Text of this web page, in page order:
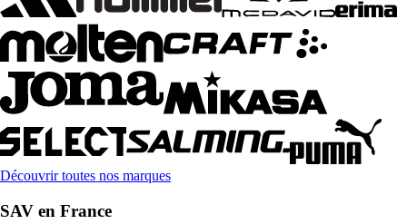
Découvrir toutes nos marques
SAV en France